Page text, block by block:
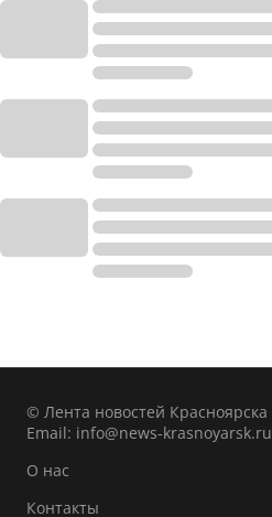
© Лента новостей Красноярска
Email: info@news-krasnoyarsk.ru
О нас
Контакты